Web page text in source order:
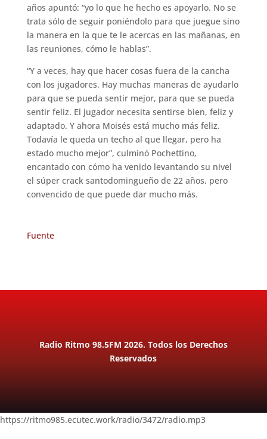
años apuntó: “yo lo que he hecho es apoyarlo. No se
trata sólo de seguir poniéndolo para que juegue sino
la manera en la que te le acercas en las mañanas, en
las reuniones, cómo le hablas”.
“Y a veces, hay que hacer cosas fuera de la cancha
con los jugadores. Hay muchas maneras de ayudarlo
para que se pueda sentir mejor, para que se pueda
sentir feliz. El jugador necesita sentirse bien, feliz y
adaptado. Y ahora Moisés está mucho más feliz.
Todavía le queda un techo al que llegar, pero ha
estado mucho mejor”, culminó Pochettino,
encantado con cómo ha venido levantando su nivel
el súper crack santodomingueño de 22 años, pero
convencido de que puede dar mucho más.
Fuente
Radio Ritmo 98.5FM 2026. Todos los Derechos
Reservados
https://ritmo985.ecutec.work/radio/3472/radio.mp3